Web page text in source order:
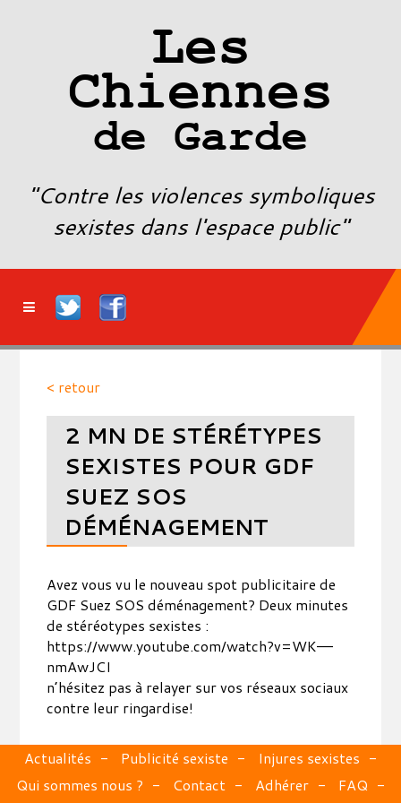
Les
Chiennes
de Garde
"Contre les violences symboliques
sexistes dans l'espace public"
< retour
2 MN DE STÉRÉTYPES
SEXISTES POUR GDF
SUEZ SOS
DÉMÉNAGEMENT
Avez vous vu le nouveau spot publicitaire de
GDF Suez SOS déménagement? Deux minutes
de stéréotypes sexistes :
https://www.youtube.com/watch?v=WK––
nmAwJCI
n’hésitez pas à relayer sur vos réseaux sociaux
contre leur ringardise!
Actualités Publicité sexiste
Injures sexistes
Qui sommes nous ?
Contact Adhérer
FAQ